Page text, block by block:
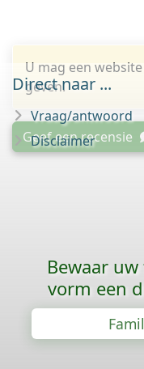
U mag een
geven.
Geef een recensie
Direct naar ...
Vraag/antwoord
Disclaimer
Bewaar
vorm een